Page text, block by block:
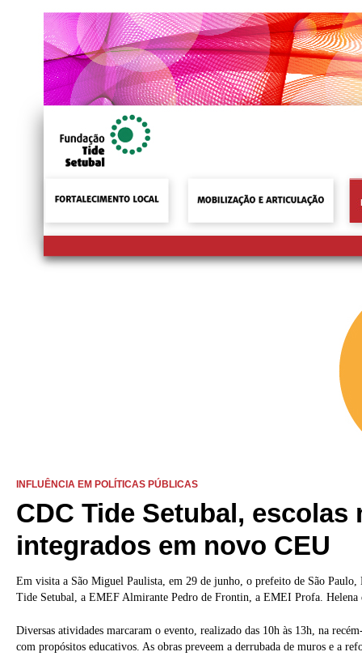
INFLUÊNCIA EM POLÍTICAS PÚBLICAS
CDC Tide Setubal,
integrados em novo CEU
Em visita a São Miguel Paulista, em 29 de junho, o prefeito de São
Tide Setubal, a EMEF Almirante Pedro de Frontin, a EMEI Profa.
Diversas atividades marcaram o evento, realizado das 10h às 13h, na
com propósitos educativos. As obras preveem a derrubada de muros e a